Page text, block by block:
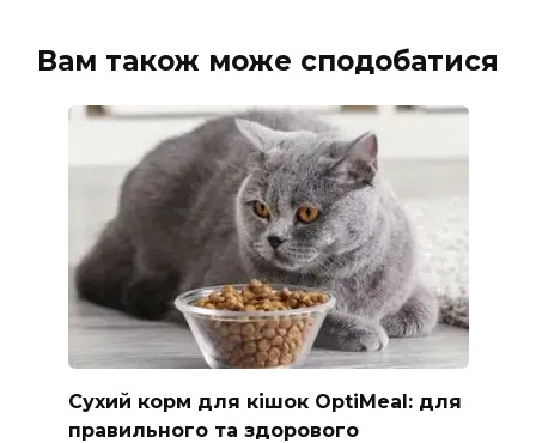
Вам також може сподобатися
Сухий корм для кішок OptiMeal: для
правильного та здорового